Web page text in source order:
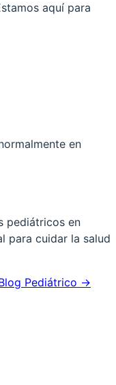
aquí para
en
pediátricos en
para cuidar la salud
Pediátrico →